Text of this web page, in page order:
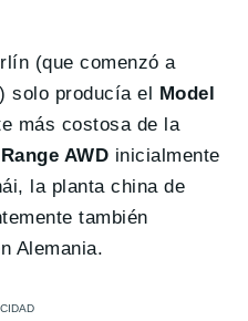
(que comenzó a
solo producía el Model
más costosa de la
AWD inicialmente
la planta china de
también
Alemania.